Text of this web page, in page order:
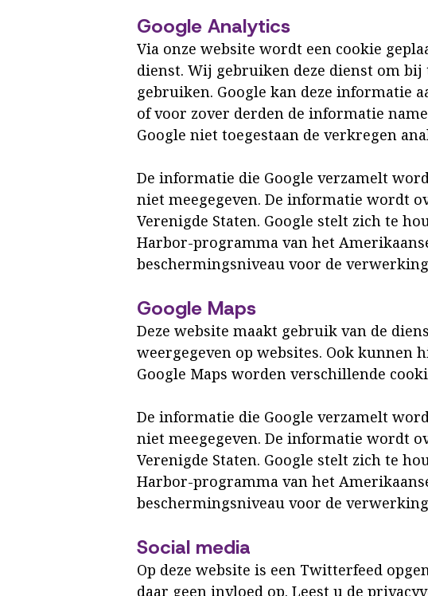
Google Analytics
Via onze website wordt een cookie
dienst. Wij gebruiken deze dienst om
gebruiken. Google kan deze informatie
of voor zover derden de informatie
Google niet toegestaan de verkregen
De informatie die Google verzamelt
niet meegegeven. De informatie wordt
Verenigde Staten. Google stelt zich te
Harbor-programma van het
beschermingsniveau voor de
Google Maps
Deze website maakt gebruik van de
weergegeven op websites. Ook
Google Maps worden verschillende
De informatie die Google verzamelt
niet meegegeven. De informatie wordt
Verenigde Staten. Google stelt zich te
Harbor-programma van het
beschermingsniveau voor de
Social media
Op deze website is een Twitterfeed
daar geen invloed op. Leest u de